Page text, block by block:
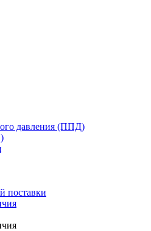
давления (ППД)
поставки